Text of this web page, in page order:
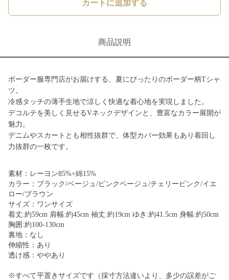
カートに追加する
商品説明
ボーダー服専門店がお届けする、夏にぴったりのボーダー柄Tシャ
ツ。
冷感タッチの薄手生地で涼しく快適な着心地を実現しました。
デコルテを美しく見せるVネックデザインと、豊富なカラー展開が
魅力。
デニムやスカートとも相性抜群で、体型カバー効果もあり着回し
力抜群の一枚です。
素材：レーヨン85%+綿15%
カラー：ブラック/ベージュ/ピンクベージュ/チェリーピンク/イエ
ロー/ブラウン
サイズ：ワンサイズ
着丈:約59cm 肩幅:約45cm 袖丈:約19cm ゆき:約41.5cm 身幅:約50cm
胸囲:約100-130cm
裏地：なし
伸縮性：あり
透け感：ややあり
※すべて平置きサイズです（採寸方法違いより、多少の誤差がご